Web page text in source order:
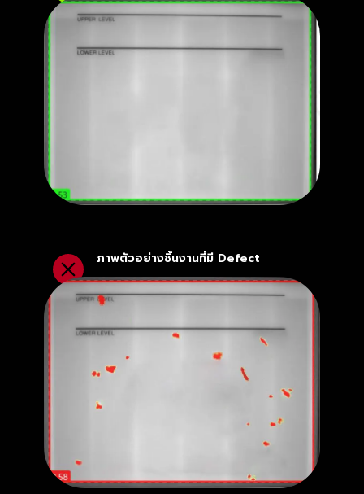
ภาพตัวอย่างชิ้นงานที่มี Defect